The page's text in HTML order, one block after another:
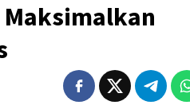
Maksimalkan